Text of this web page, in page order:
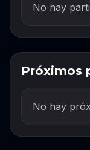
No hay
Próximos
No hay